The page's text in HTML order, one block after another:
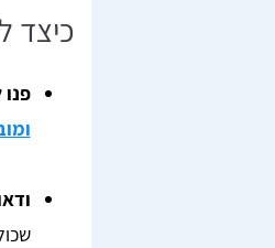
כיצד